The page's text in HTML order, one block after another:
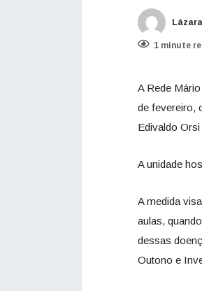
1 minute
A Rede
de fevereiro,
Edivaldo
A unidade
A medida
aulas,
dessas
Outono e